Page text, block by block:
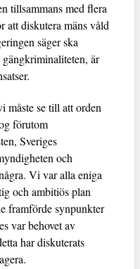
tillsammans med flera
att diskutera mäns våld
säger ska
gängkriminaliteten, är
måste se till att orden
förutom
Sveriges
och
Vi var alla eniga
och ambitiös plan
framförde synpunkter
var behovet av
har diskuterats